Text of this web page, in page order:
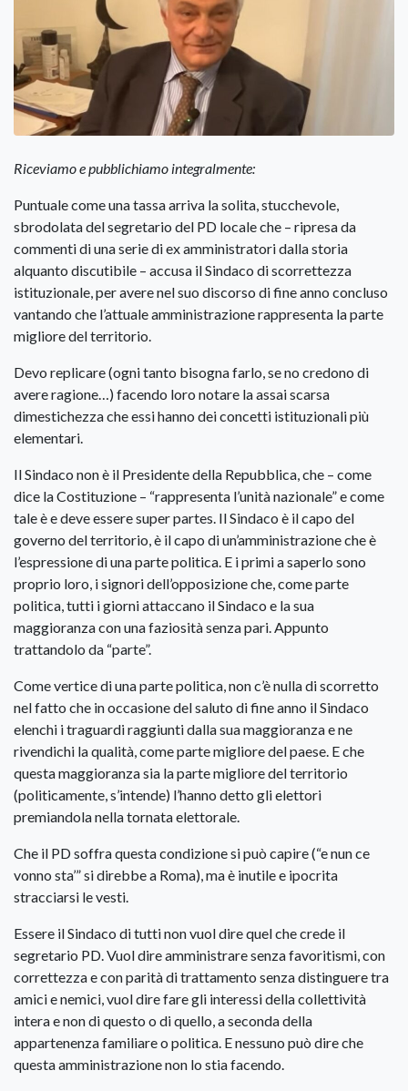
Riceviamo e pubblichiamo integralmente:
Puntuale come una tassa arriva la solita, stucchevole,
sbrodolata del segretario del PD locale che – ripresa da
commenti di una serie di ex amministratori dalla storia
alquanto discutibile – accusa il Sindaco di scorrettezza
istituzionale, per avere nel suo discorso di fine anno concluso
vantando che l’attuale amministrazione rappresenta la parte
migliore del territorio.
Devo replicare (ogni tanto bisogna farlo, se no credono di
avere ragione…) facendo loro notare la assai scarsa
dimestichezza che essi hanno dei concetti istituzionali più
elementari.
Il Sindaco non è il Presidente della Repubblica, che – come
dice la Costituzione – “rappresenta l’unità nazionale” e come
tale è e deve essere super partes. Il Sindaco è il capo del
governo del territorio, è il capo di un’amministrazione che è
l’espressione di una parte politica. E i primi a saperlo sono
proprio loro, i signori dell’opposizione che, come parte
politica, tutti i giorni attaccano il Sindaco e la sua
maggioranza con una faziosità senza pari. Appunto
trattandolo da “parte”.
Come vertice di una parte politica, non c’è nulla di scorretto
nel fatto che in occasione del saluto di fine anno il Sindaco
elenchi i traguardi raggiunti dalla sua maggioranza e ne
rivendichi la qualità, come parte migliore del paese. E che
questa maggioranza sia la parte migliore del territorio
(politicamente, s’intende) l’hanno detto gli elettori
premiandola nella tornata elettorale.
Che il PD soffra questa condizione si può capire (“e nun ce
vonno sta’” si direbbe a Roma), ma è inutile e ipocrita
stracciarsi le vesti.
Essere il Sindaco di tutti non vuol dire quel che crede il
segretario PD. Vuol dire amministrare senza favoritismi, con
correttezza e con parità di trattamento senza distinguere tra
amici e nemici, vuol dire fare gli interessi della collettività
intera e non di questo o di quello, a seconda della
appartenenza familiare o politica. E nessuno può dire che
questa amministrazione non lo stia facendo.